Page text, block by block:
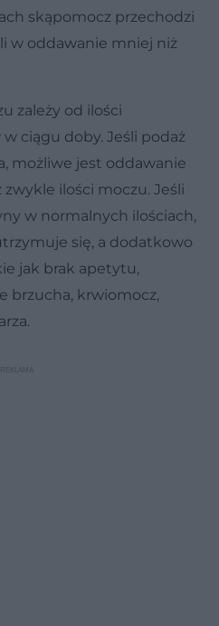
skąpomocz przechodzi
w oddawanie mniej niż
zależy od ilości
ciągu doby. Jeśli podaż
możliwe jest oddawanie
ilości moczu. Jeśli
w normalnych ilościach,
się, a dodatkowo
jak brak apetytu,
brzucha, krwiomocz,